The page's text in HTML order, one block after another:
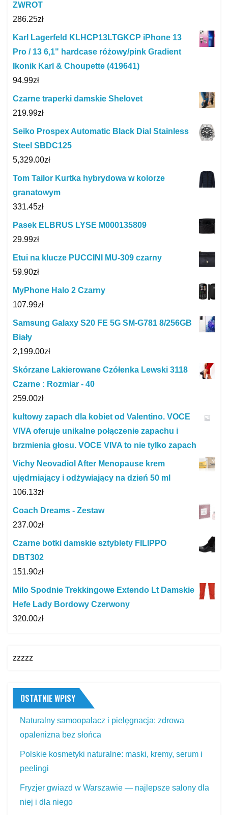
ZWROT
286.25zł
Karl Lagerfeld KLHCP13LTGKCP iPhone 13
Pro / 13 6,1" hardcase różowy/pink Gradient
Ikonik Karl & Choupette (419641)
94.99zł
Czarne traperki damskie Shelovet
219.99zł
Seiko Prospex Automatic Black Dial Stainless
Steel SBDC125
5,329.00zł
Tom Tailor Kurtka hybrydowa w kolorze
granatowym
331.45zł
Pasek ELBRUS LYSE M000135809
29.99zł
Etui na klucze PUCCINI MU-309 czarny
59.90zł
MyPhone Halo 2 Czarny
107.99zł
Samsung Galaxy S20 FE 5G SM-G781 8/256GB
Biały
2,199.00zł
Skórzane Lakierowane Czółenka Lewski 3118
Czarne : Rozmiar - 40
259.00zł
kultowy zapach dla kobiet od Valentino. VOCE
VIVA oferuje unikalne połączenie zapachu i
brzmienia głosu. VOCE VIVA to nie tylko zapach
Vichy Neovadiol After Menopause krem
ujędrniający i odżywiający na dzień 50 ml
106.13zł
Coach Dreams - Zestaw
237.00zł
Czarne botki damskie sztyblety FILIPPO
DBT302
151.90zł
Milo Spodnie Trekkingowe Extendo Lt Damskie
Hefe Lady Bordowy Czerwony
320.00zł
zzzzz
OSTATNIE WPISY
Naturalny samoopalacz i pielęgnacja: zdrowa
opalenizna bez słońca
Polskie kosmetyki naturalne: maski, kremy, serum i
peelingi
Fryzjer gwiazd w Warszawie — najlepsze salony dla
niej i dla niego